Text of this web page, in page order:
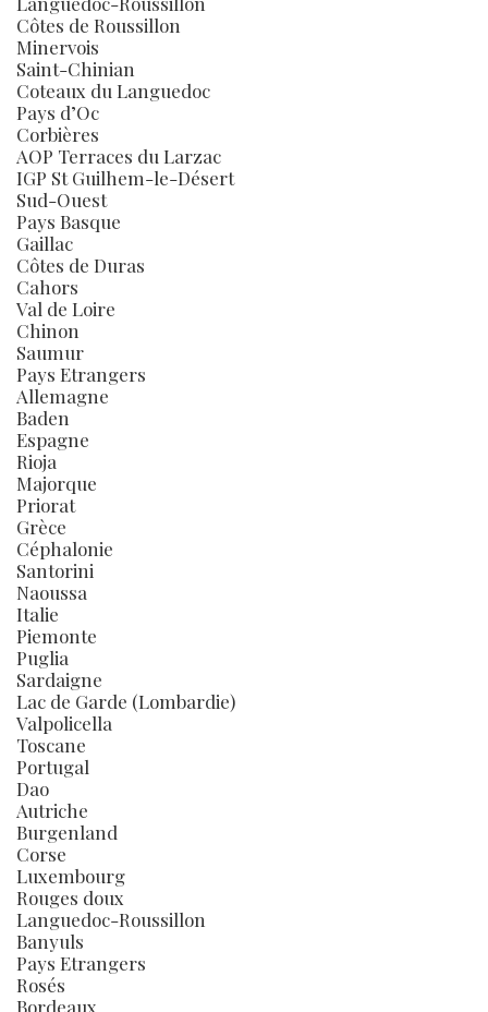
Côtes de Roussillon
Minervois
Saint-Chinian
Coteaux du Languedoc
Pays d’Oc
Corbières
AOP Terraces du Larzac
IGP St Guilhem-le-Désert
Sud-Ouest
Pays Basque
Gaillac
Côtes de Duras
Cahors
Val de Loire
Chinon
Saumur
Pays Etrangers
Allemagne
Baden
Espagne
Rioja
Majorque
Priorat
Grèce
Céphalonie
Santorini
Naoussa
Italie
Piemonte
Puglia
Sardaigne
Lac de Garde (Lombardie)
Valpolicella
Toscane
Portugal
Dao
Autriche
Burgenland
Corse
Luxembourg
Rouges doux
Languedoc-Roussillon
Banyuls
Pays Etrangers
Rosés
Bordeaux